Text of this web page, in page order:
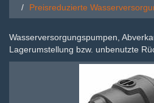
Preisreduzierte
Wasserversorgungspumpen,
Lagerumstellung bzw. unbenutzte